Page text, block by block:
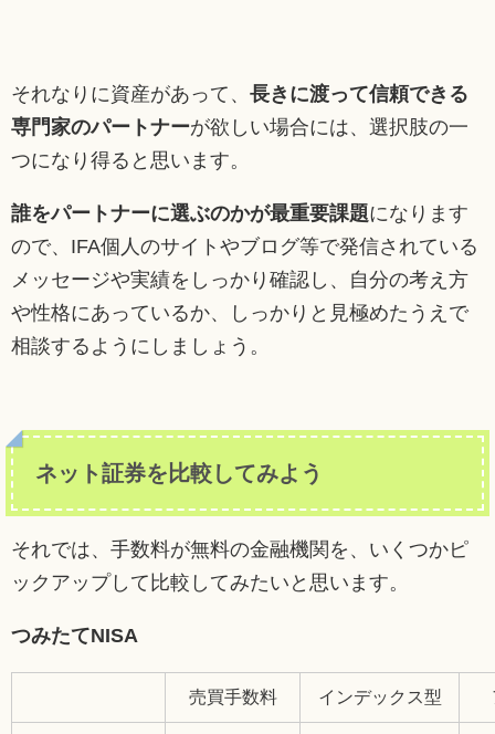
それなりに資産があって、 長きに渡って信頼できる
専門家のパートナーが欲しい場合には、選択肢の一
つになり得ると思います。
誰をパートナーに選ぶのかが最重要課題になります
ので、IFA個人のサイトやブログ等で発信されている
メッセージや実績をしっかり確認し、自分の考え方
や性格にあっているか、しっかりと見極めたうえで
相談するようにしましょう。
ネット証券を比較してみよう
それでは、手数料が無料の金融機関を、いくつかピ
ックアップして比較してみたいと思います。
つみたてNISA
売買手数料 インデックス型